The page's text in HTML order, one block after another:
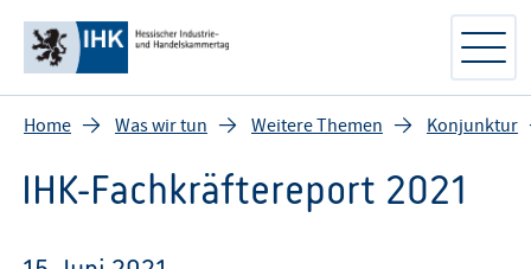
Home Was wir tun Weitere Themen Konjunktur
IHK-Fachkräftereport 2021